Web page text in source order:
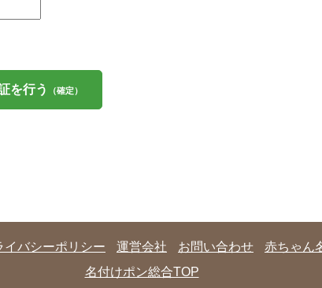
を行う （確定）
イバシーポリシー 運営会社 お問い合わせ
赤ちゃん
名付けポン総合TOP